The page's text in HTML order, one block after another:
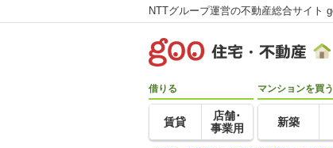
NTTグループ運営の不動産総合サイト
借りる
賃貸
店舗･
事業用
マンションを買う
新築